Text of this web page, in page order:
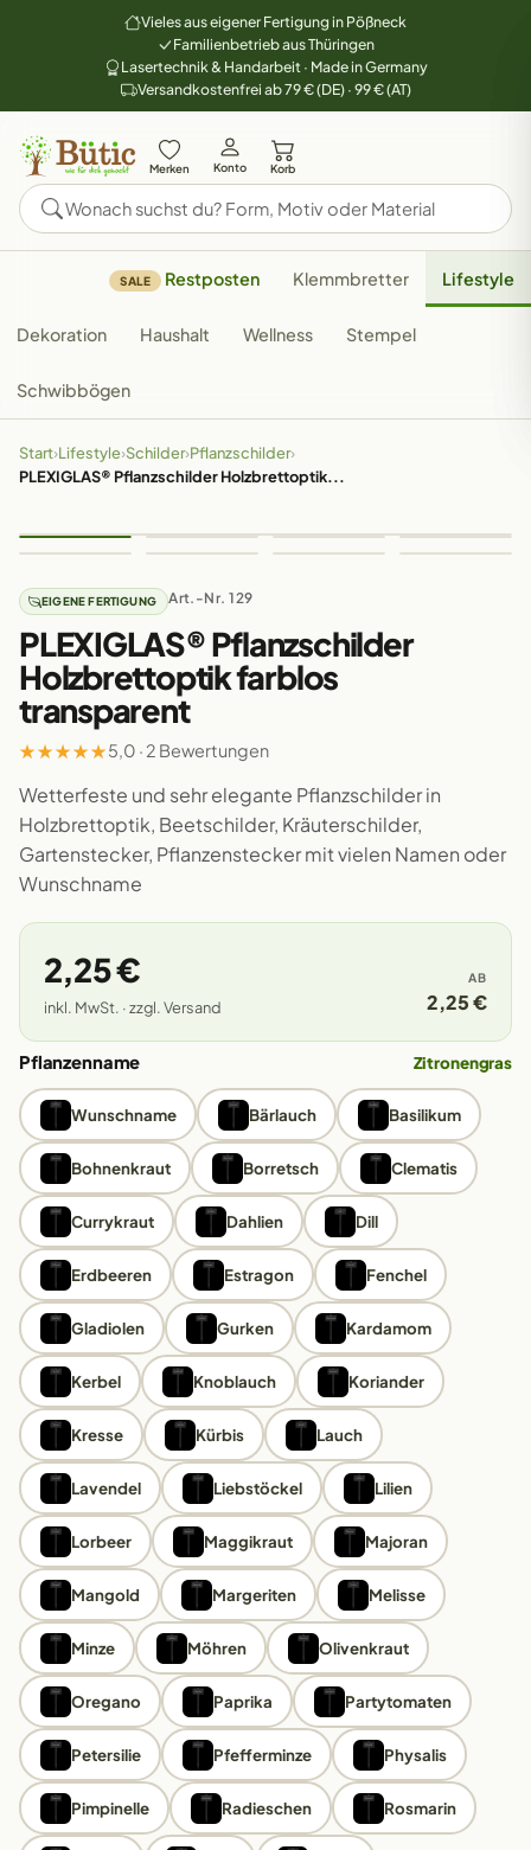
Vieles aus eigener Fertigung in Pößneck
Familienbetrieb aus Thüringen
Lasertechnik & Handarbeit · Made in Germany
Versandkostenfrei ab 79 € (DE) · 99 € (AT)
Merken Konto Korb
SALE Restposten Klemmbretter Lifestyle
Dekoration Haushalt Wellness Stempel
Schwibbögen
Start›Lifestyle›Schilder›Pflanzschilder›
PLEXIGLAS® Pflanzschilder Holzbrettoptik...
EIGENE FERTIGUNG Art.-Nr. 129
PLEXIGLAS® Pflanzschilder
Holzbrettoptik farblos
transparent
★★★★★5,0 · 2 Bewertungen
Wetterfeste und sehr elegante Pflanzschilder in
Holzbrettoptik, Beetschilder, Kräuterschilder,
Gartenstecker, Pflanzenstecker mit vielen Namen oder
Wunschname
2,25 €
inkl. MwSt. · zzgl. Versand
AB
2,25 €
Pflanzenname Zitronengras
Wunschname Bärlauch Basilikum
Bohnenkraut Borretsch Clematis
Currykraut Dahlien Dill
Erdbeeren Estragon Fenchel
Gladiolen Gurken Kardamom
Kerbel Knoblauch Koriander
Kresse Kürbis Lauch
Lavendel Liebstöckel Lilien
Lorbeer Maggikraut Majoran
Mangold Margeriten Melisse
Minze Möhren Olivenkraut
Oregano Paprika Partytomaten
Petersilie Pfefferminze Physalis
Pimpinelle Radieschen Rosmarin